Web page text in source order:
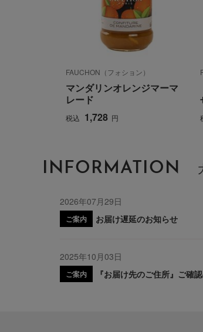
FAUCHON（フォション）
マンダリンオレンジマーマ
レード
税込 1,728 円
INFORMATION
2026年07月29日
ご案内 お届け遅延のお知らせ
2025年10月03日
ご案内 『お届け先のご住所』ご確